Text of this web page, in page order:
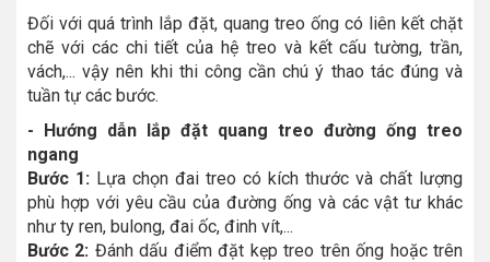
Đối với quá trình lắp đặt, quang treo ống có liên kết chặt
chẽ với các chi tiết của hệ treo và kết cấu tường, trần,
vách,... vậy nên khi thi công cần chú ý thao tác đúng và
tuần tự các bước.
- Hướng dẫn lắp đặt quang treo đường ống treo
ngang
Bước 1: Lựa chọn đai treo có kích thước và chất lượng
phù hợp với yêu cầu của đường ống và các vật tư khác
như ty ren, bulong, đai ốc, đinh vít,...
Bước 2: Đánh dấu điểm đặt kẹp treo trên ống hoặc trên